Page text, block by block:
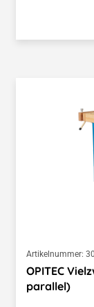
Artikelnummer:
OPITEC
parallel)